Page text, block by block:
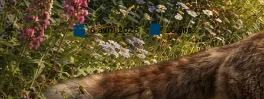
6 avril 2026 Loisirs